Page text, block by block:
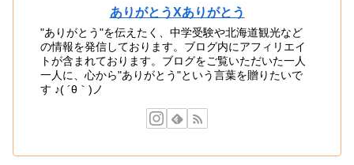
ありがとうXありがとう
"ありがとう"を伝えたく、中学受験や北海道観光など
の情報を発信しております。ブログ内にアフィリエイ
トが含まれております。ブログをご覧いただいた一人
一人に、心から"ありがとう"という言葉を贈りたいで
す ♪( ´θ｀)ノ